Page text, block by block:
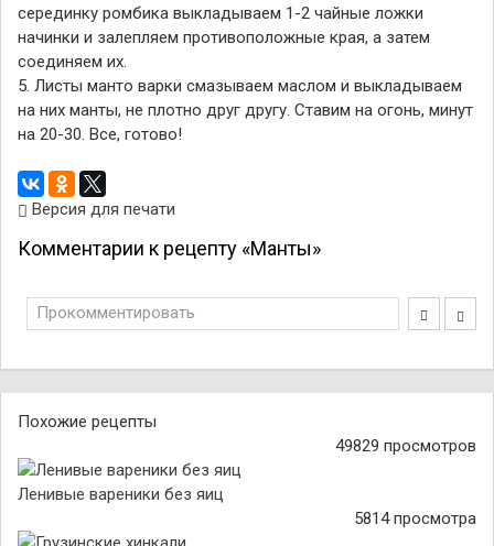
серединку ромбика выкладываем 1-2 чайные ложки
начинки и залепляем противоположные края, а затем
соединяем их.
5. Листы манто варки смазываем маслом и выкладываем
на них манты, не плотно друг другу. Ставим на огонь, минут
на 20-30. Все, готово!
Версия для печати
Комментарии к рецепту «Манты»
Прокомментировать
Похожие рецепты
49829 просмотров
Ленивые вареники без яиц
5814 просмотра